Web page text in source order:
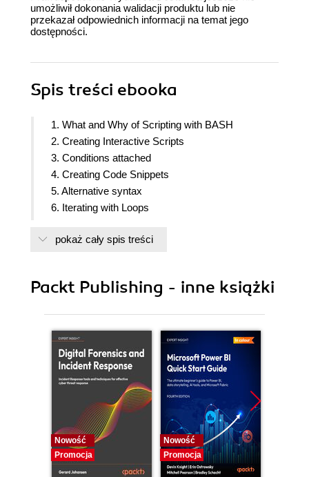
umożliwił dokonania walidacji produktu lub nie
przekazał odpowiednich informacji na temat jego
dostępności.
Spis treści ebooka
1. What and Why of Scripting with BASH
2. Creating Interactive Scripts
3. Conditions attached
4. Creating Code Snippets
5. Alternative syntax
6. Iterating with Loops
8. Introducing sed
11. Regular expressions
14. Using Python as a BASH Scripting Alternative
pokaż cały spis treści
Packt Publishing - inne książki
Nowość
Promocja
Nowość
Promocja